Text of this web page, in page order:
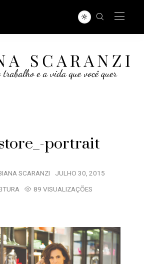
portrait
SCARANZI JULHO 30, 2015
89 VISUALIZAÇÕES